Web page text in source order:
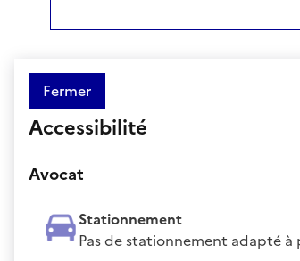
Fermer
Accessibilité
Avocat
Stationnement
Pas de stationnement adapté